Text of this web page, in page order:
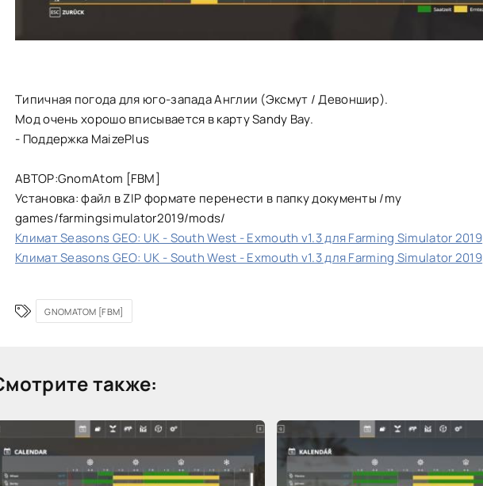
Типичная погода для юго-запада Англии (Эксмут / Девоншир).
Мод очень хорошо вписывается в карту Sandy Bay.
- Поддержка MaizePlus
АВТОР:GnomAtom [FBM]
Установка: файл в ZIP формате перенести в папку документы /my
games/farmingsimulator2019/mods/
Климат Seasons GEO: UK - South West - Exmouth v1.3 для Farming Simulator 2019
Климат Seasons GEO: UK - South West - Exmouth v1.3 для Farming Simulator 2019
GNOMATOM [FBM]
также: